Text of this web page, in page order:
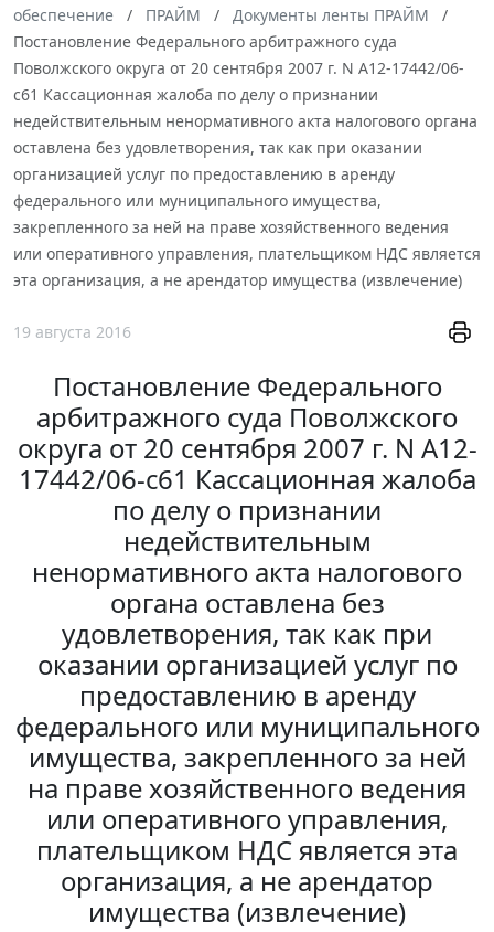
обеспечение
ПРАЙМ
Документы ленты ПРАЙМ
Постановление Федерального арбитражного суда
Поволжского округа от 20 сентября 2007 г. N А12-17442/06-
с61 Кассационная жалоба по делу о признании
недействительным ненормативного акта налогового органа
оставлена без удовлетворения, так как при оказании
организацией услуг по предоставлению в аренду
федерального или муниципального имущества,
закрепленного за ней на праве хозяйственного ведения
или оперативного управления, плательщиком НДС является
эта организация, а не арендатор имущества (извлечение)
19 августа 2016
Постановление Федерального
арбитражного суда Поволжского
округа от 20 сентября 2007 г. N А12-
17442/06-с61 Кассационная жалоба
по делу о признании
недействительным
ненормативного акта налогового
органа оставлена без
удовлетворения, так как при
оказании организацией услуг по
предоставлению в аренду
федерального или муниципального
имущества, закрепленного за ней
на праве хозяйственного ведения
или оперативного управления,
плательщиком НДС является эта
организация, а не арендатор
имущества (извлечение)